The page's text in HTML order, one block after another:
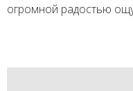
огромной радостью